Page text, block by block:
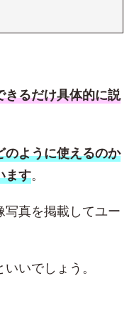
きるだけ具体的に説
のように使えるのか
ます。
真を掲載してユー
いでしょう。